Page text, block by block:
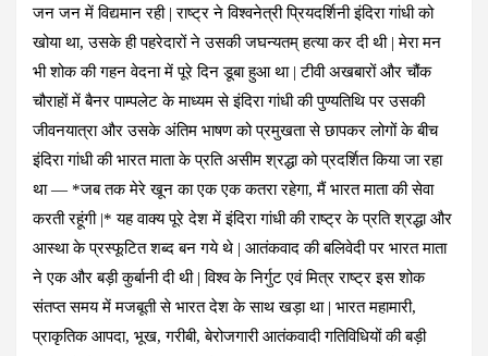
जन जन में विद्यमान रही | राष्ट्र ने विश्वनेत्री प्रियदर्शिनी इंदिरा गांधी को
खोया था, उसके ही पहरेदारों ने उसकी जघन्यतम् हत्या कर दी थी | मेरा मन
भी शोक की गहन वेदना में पूरे दिन डूबा हुआ था | टीवी अखबारों और चौंक
चौराहों में बैनर पाम्पलेट के माध्यम से इंदिरा गांधी की पुण्यतिथि पर उसकी
जीवनयात्रा और उसके अंतिम भाषण को प्रमुखता से छापकर लोगों के बीच
इंदिरा गांधी की भारत माता के प्रति असीम श्रद्धा को प्रदर्शित किया जा रहा
था — *जब तक मेरे खून का एक एक कतरा रहेगा, मैं भारत माता की सेवा
करती रहूंगी |* यह वाक्य पूरे देश में इंदिरा गांधी की राष्ट्र के प्रति श्रद्धा और
आस्था के प्रस्फूटित शब्द बन गये थे | आतंकवाद की बलिवेदी पर भारत माता
ने एक और बड़ी कुर्बानी दी थी | विश्व के निर्गुट एवं मित्र राष्ट्र इस शोक
संतप्त समय में मजबूती से भारत देश के साथ खड़ा था | भारत महामारी,
प्राकृतिक आपदा, भूख, गरीबी, बेरोजगारी आतंकवादी गतिविधियों की बड़ी